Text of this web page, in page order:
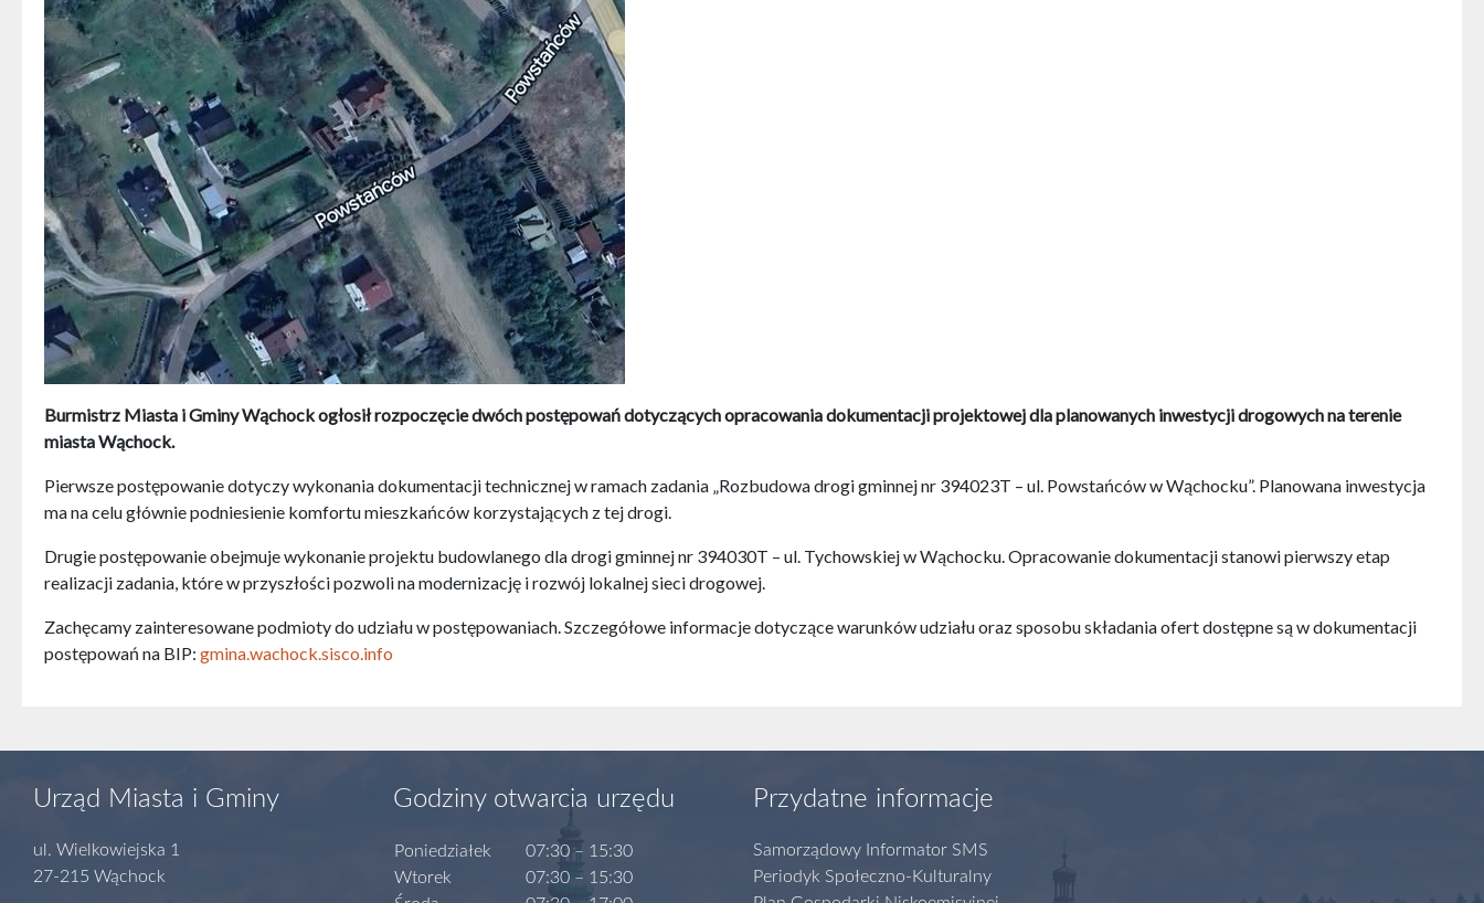
Burmistrz Miasta i Gminy Wąchock ogłosił rozpoczęcie dwóch postępowań dotyczących opracowania dokumentacji projektowej dla planowanych inwestycji drogowych na terenie
miasta Wąchock.
Pierwsze postępowanie dotyczy wykonania dokumentacji technicznej w ramach zadania „Rozbudowa drogi gminnej nr 394023T – ul. Powstańców w Wąchocku”. Planowana inwestycja
ma na celu głównie podniesienie komfortu mieszkańców korzystających z tej drogi.
Drugie postępowanie obejmuje wykonanie projektu budowlanego dla drogi gminnej nr 394030T – ul. Tychowskiej w Wąchocku. Opracowanie dokumentacji stanowi pierwszy etap
realizacji zadania, które w przyszłości pozwoli na modernizację i rozwój lokalnej sieci drogowej.
Zachęcamy zainteresowane podmioty do udziału w postępowaniach. Szczegółowe informacje dotyczące warunków udziału oraz sposobu składania ofert dostępne są w dokumentacji
postępowań na BIP: gmina.wachock.sisco.info
Urząd Miasta i Gminy
ul. Wielkowiejska 1
27-215 Wąchock
Godziny otwarcia urzędu
Poniedziałek
Wtorek
07:30 – 15:30
07:30 – 15:30
Przydatne informacje
Samorządowy Informator SMS
Periodyk Społeczno-Kulturalny